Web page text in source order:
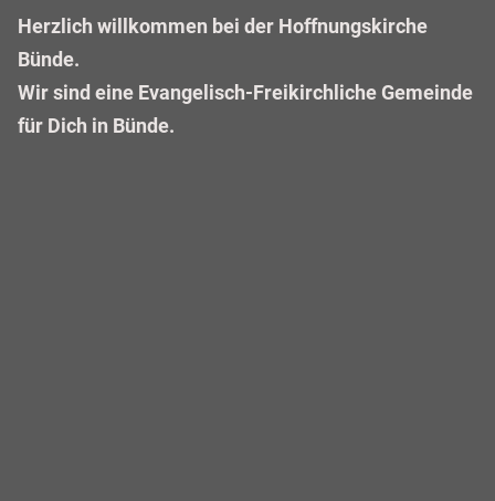
Herzlich willkommen bei der Hoffnungskirche
Bünde.
Wir sind eine Evangelisch-Freikirchliche Gemeinde
für Dich in Bünde.